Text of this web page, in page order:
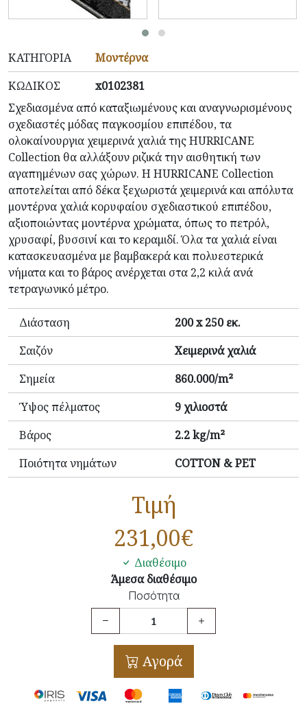
ΚΑΤΗΓΟΡΊΑ
Μοντέρνα
ΚΩΔΙΚΌΣ
x0102381
Σχεδιασμένα από καταξιωμένους και αναγνωρισμένους
σχεδιαστές μόδας παγκοσμίου επιπέδου, τα
ολοκαίνουργια χειμερινά χαλιά της HURRICANE
Collection θα αλλάξουν ριζικά την αισθητική των
αγαπημένων σας χώρων. Η HURRICANE Collection
αποτελείται από δέκα ξεχωριστά χειμερινά και απόλυτα
μοντέρνα χαλιά κορυφαίου σχεδιαστικού επιπέδου,
αξιοποιώντας μοντέρνα χρώματα, όπως το πετρόλ,
χρυσαφί, βυσσινί και το κεραμιδί. Όλα τα χαλιά είναι
κατασκευασμένα με βαμβακερά και πολυεστερικά
νήματα και το βάρος ανέρχεται στα 2,2 κιλά ανά
τετραγωνικό μέτρο.
Διάσταση
200 x 250 εκ.
Σαιζόν
Χειμερινά χαλιά
Σημεία
860.000/m²
Ύψος πέλματος
9 χιλιοστά
Βάρος
2.2 kg/m²
Ποιότητα νημάτων
COTTON & PET
Τιμή
231,00€
Διαθέσιμο
Άμεσα διαθέσιμο
Ποσότητα
Αγορά